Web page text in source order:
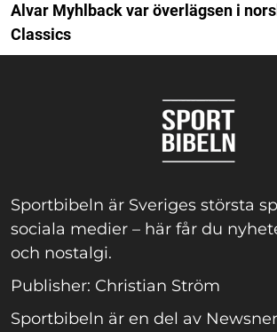
Alvar Myhlback var överlägsen i
Classics
Sportbibeln är Sveriges största
sociala medier – här får du
och nostalgi.
Publisher: Christian Ström
Sportbibeln är en del av